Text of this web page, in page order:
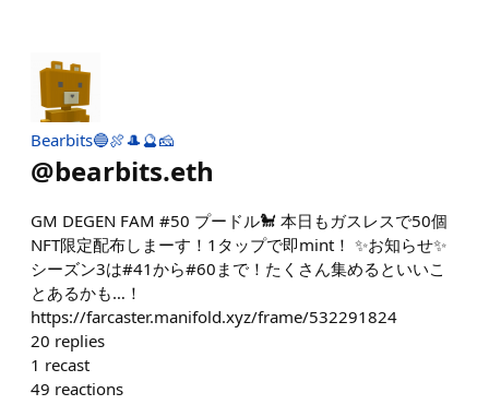
Bearbits🔵🍖🎩🔮🧀
@bearbits.eth
GM DEGEN FAM #50 プードル🐩 本日もガスレスで50個
NFT限定配布しまーす！1タップで即mint！ ✨お知らせ✨
シーズン3は#41から#60まで！たくさん集めるといいこ
とあるかも…！
https://farcaster.manifold.xyz/frame/532291824
20 replies
1 recast
49 reactions